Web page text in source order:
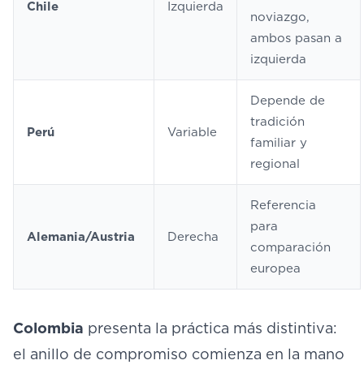
Chile Izquierda
noviazgo,
ambos pasan a
izquierda
Perú Variable
Depende de
tradición
familiar y
regional
Alemania/Austria Derecha
Referencia
para
comparación
europea
Colombia presenta la práctica más distintiva:
el anillo de compromiso comienza en la mano